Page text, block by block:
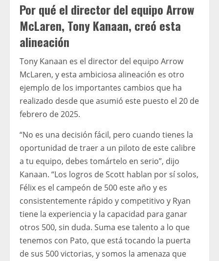
Por qué el director del equipo Arrow
McLaren, Tony Kanaan, creó esta
alineación
Tony Kanaan es el director del equipo Arrow
McLaren, y esta ambiciosa alineación es otro
ejemplo de los importantes cambios que ha
realizado desde que asumió este puesto el 20 de
febrero de 2025.
“No es una decisión fácil, pero cuando tienes la
oportunidad de traer a un piloto de este calibre
a tu equipo, debes tomártelo en serio”, dijo
Kanaan. “Los logros de Scott hablan por sí solos,
Félix es el campeón de 500 este año y es
consistentemente rápido y competitivo y Ryan
tiene la experiencia y la capacidad para ganar
otros 500, sin duda. Suma ese talento a lo que
tenemos con Pato, que está tocando la puerta
de sus 500 victorias, y somos la amenaza que